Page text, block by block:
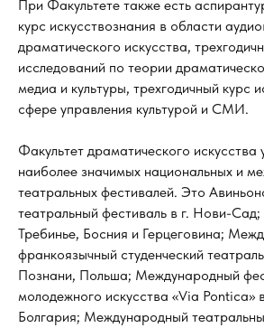
При Факультете также есть
курс искусствознания в области
драматического искусства,
исследований по теории
медиа и культуры, трехгодичный курс
сфере управления культурой и СМИ.
Факультет драматического искусства
наиболее значимых национальных и
театральных фестивалей. Это
театральный фестиваль в г. Нови-Сад;
Требинье, Босния и Герцеговина;
франкоязычный студенческий
Познани, Польша; Международный
молодежного искусства «Via Pontica»
Болгария; Международный